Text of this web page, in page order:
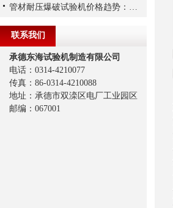
管材耐压爆破试验机价格趋势：未来市场发展及投资建议
联系我们
承德东海试验机制造有限公司
电话：0314-4210077
传真：86-0314-4210088
地址：承德市双滦区电厂工业园区
邮编：067001